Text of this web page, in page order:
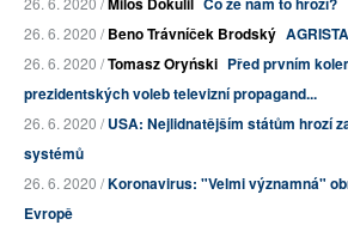
26. 6. 2020 /Beno Trávníček Brodský AGRISTA
26. 6. 2020 /Tomasz Oryński Před prvním
prezidentských voleb televizní propagand...
26. 6. 2020 /USA: Nejlidnatějším státům hrozí
systémů
26. 6. 2020 /Koronavirus: "Velmi významná"
Evropě